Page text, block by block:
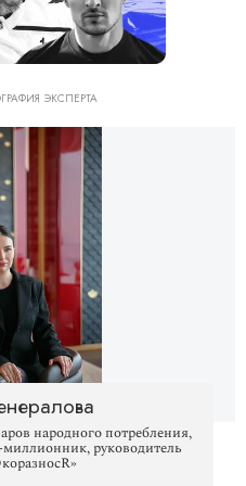
ЭКСПЕРТА
народного потребления,
миллионник, руководитель